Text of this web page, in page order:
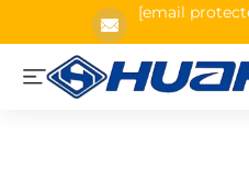
[email